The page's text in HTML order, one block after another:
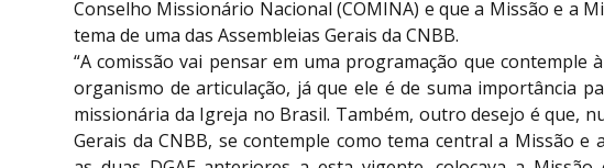
Conselho Missionário Nacional (COMINA) e que a Missão e a
tema de uma das Assembleias Gerais da CNBB.
“A comissão vai pensar em uma programação que contemple
organismo de articulação, já que ele é de suma importância
missionária da Igreja no Brasil. Também, outro desejo é que,
Gerais da CNBB, se contemple como tema central a Missão e